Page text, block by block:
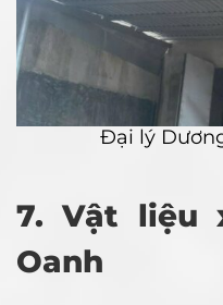
Đại lý
7. Vật liệu
Oanh